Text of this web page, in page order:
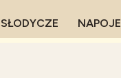
SŁODYCZE NAPOJE